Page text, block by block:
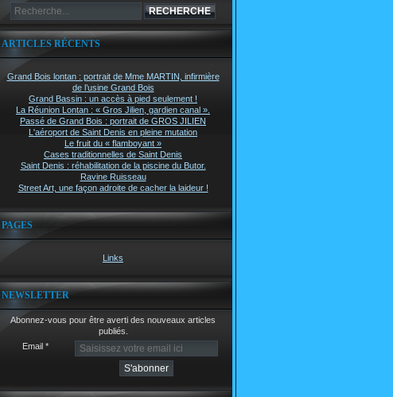
ARTICLES RÉCENTS
Grand Bois lontan : portrait de Mme MARTIN, infirmière
de l’usine Grand Bois
Grand Bassin : un accès à pied seulement !
La Réunion Lontan : « Gros Jilien, gardien canal ».
Passé de Grand Bois : portrait de GROS JILIEN
L'aéroport de Saint Denis en pleine mutation
Le fruit du « flamboyant »
Cases traditionnelles de Saint Denis
Saint Denis : réhabilitation de la piscine du Butor.
Ravine Ruisseau
Street Art, une façon adroite de cacher la laideur !
PAGES
Links
NEWSLETTER
Abonnez-vous pour être averti des nouveaux articles
publiés.
Email